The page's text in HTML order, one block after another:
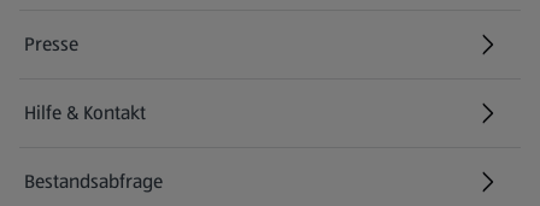
Presse
Hilfe & Kontakt
(öffnet in einem neuen Tab)
Bestandsabfrage
(öffnet in einem neuen Tab)